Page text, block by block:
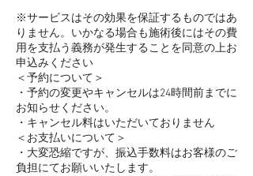
※サービスはその効果を保証するものではあ
りません。いかなる場合も施術後にはその費
用を支払う義務が発生することを同意の上お
申込みください
＜予約について＞
・予約の変更やキャンセルは24時間前までに
お知らせください。
・キャンセル料はいただいておりません
＜お支払いについて＞
・大変恐縮ですが、振込手数料はお客様のご
負担にてお願いいたします。